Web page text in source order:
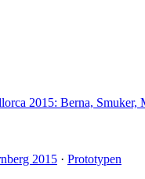
2015: Berna,
2015 · Prototypen